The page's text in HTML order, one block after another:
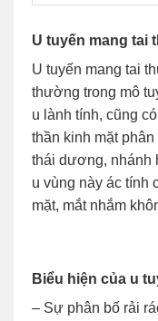
U tuyến mang tai
U tuyến mang tai
thường trong mô
u lành tính, cũng
thần kinh mặt
thái dương, nhánh
u vùng này ác tính
mặt, mắt nhắm
Biểu hiện của u
– Sự phân bố rải